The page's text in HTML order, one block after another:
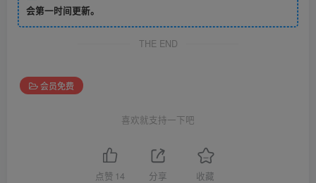
会第一时间更新。
THE END
会员免费
喜欢就支持一下吧
点赞 14 分享 收藏